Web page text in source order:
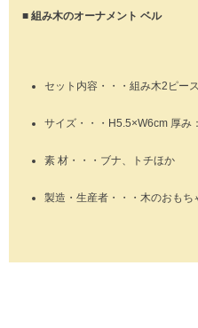
■ 組み木のオーナメント ベル
セット内容・・・組み木2ピース
サイズ・・・H5.5×W6cm 厚み
素 材・・・ブナ、トチほか
製造・生産者・・・木のおもち